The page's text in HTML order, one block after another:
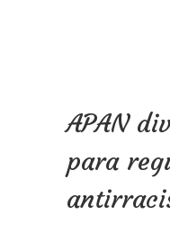
APAN
para